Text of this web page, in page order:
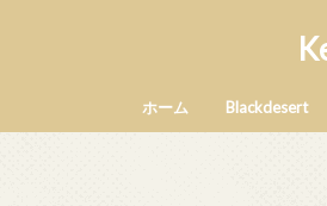
ホーム Blackdesert